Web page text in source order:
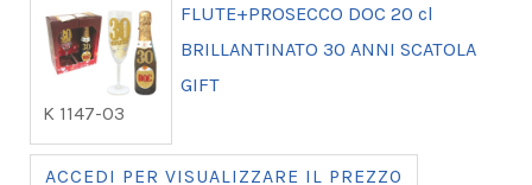
K 1147-03
FLUTE+PROSECCO DOC 20 cl
BRILLANTINATO 30 ANNI SCATOLA
GIFT
ACCEDI PER VISUALIZZARE IL PREZZO